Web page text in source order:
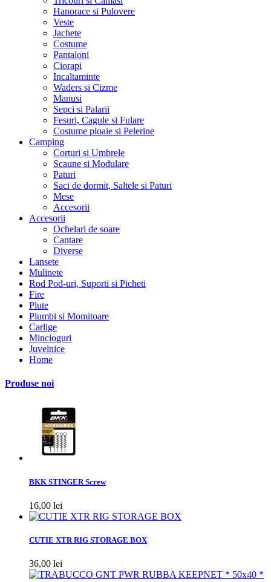
Hanorace si Pulovere
Veste
Jachete
Costume
Pantaloni
Ciorapi
Incaltaminte
Waders si Cizme
Manusi
Sepci si Palarii
Fesuri, Cagule si Fulare
Costume ploaie si Pelerine
Camping
Corturi si Umbrele
Scaune si Modulare
Paturi
Saci de dormit, Saltele si Paturi
Mese
Accesorii
Accesorii
Ochelari de soare
Cantare
Diverse
Lansete
Mulinete
Rod Pod-uri, Suporti si Picheti
Fire
Plute
Plumbi si Momitoare
Carlige
Mincioguri
Juvelnice
Home
Produse noi
BKK STINGER Screw
16,00 lei
CUTIE XTR RIG STORAGE BOX
36,00 lei